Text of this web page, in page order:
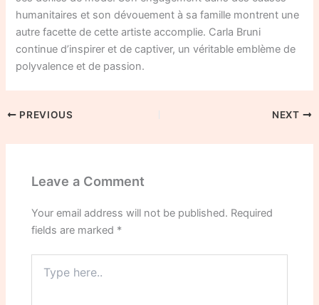
humanitaires et son dévouement à sa famille montrent une
autre facette de cette artiste accomplie. Carla Bruni
continue d’inspirer et de captiver, un véritable emblème de
polyvalence et de passion.
PREVIOUS NEXT
Leave a Comment
Your email address will not be published. Required
fields are marked *
here..